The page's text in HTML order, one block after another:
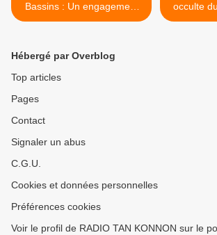
Bassins : Un engagement
gouvernemental au service
occulte
Hébergé par Overblog
Top articles
Pages
Contact
Signaler un abus
C.G.U.
Cookies et données personnelles
Préférences cookies
Voir le profil de RADIO TAN KONNON sur le